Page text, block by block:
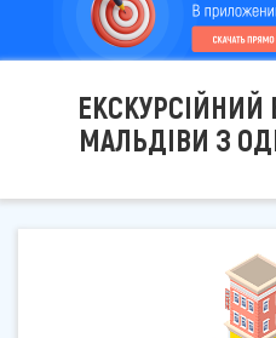
ЕКСКУРСІЙНИЙ
МАЛЬДІВИ З